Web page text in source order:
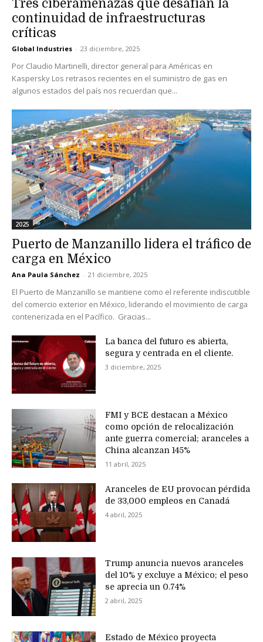
Tres ciberamenazas que desafían la
continuidad de infraestructuras
críticas
Global Industries - 23 diciembre, 2025
Por Claudio Martinelli, director general para Américas en
Kaspersky Los retrasos recientes en el suministro de gas en
algunos estados del país nos recuerdan que...
2025
Puerto de Manzanillo lidera el tráfico de
carga en México
Ana Paula Sánchez - 21 diciembre, 2025
El Puerto de Manzanillo se mantiene como el referente indiscutible
del comercio exterior en México, liderando el movimiento de carga
contenerizada en el Pacífico. Gracias...
La banca del futuro es abierta,
segura y centrada en el cliente.
3 diciembre, 2025
FMI y BCE destacan a México
como opción de relocalización
ante guerra comercial; aranceles a
China alcanzan 145%
11 abril, 2025
Aranceles de EU provocan pérdida
de 33,000 empleos en Canadá
4 abril, 2025
Trump anuncia nuevos aranceles
del 10% y excluye a México; el peso
se aprecia un 0.74%
2 abril, 2025
Estado de México proyecta